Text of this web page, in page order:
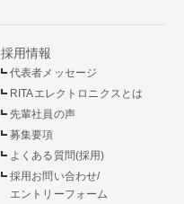
採用情報
代表者メッセージ
RITAエレクトロニクスとは
先輩社員の声
募集要項
よくある質問(採用)
採用お問い合わせ/
エントリーフォーム